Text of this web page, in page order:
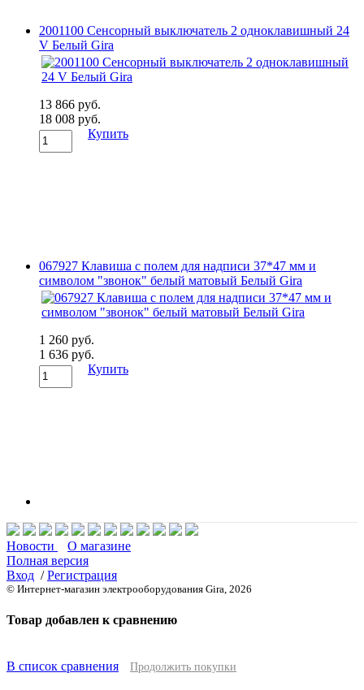
2001100 Сенсорный выключатель 2 одноклавишный 24
V Белый Gira
13 866 руб.
18 008 руб.
Купить
067927 Клавиша с полем для надписи 37*47 мм и
символом "звонок" белый матовый Белый Gira
1 260 руб.
1 636 руб.
Купить
Новости
О магазине
Полная версия
Вход /Регистрация
© Интернет-магазин электрооборудования Gira, 2026
Товар добавлен к сравнению
В список сравнения Продолжить покупки